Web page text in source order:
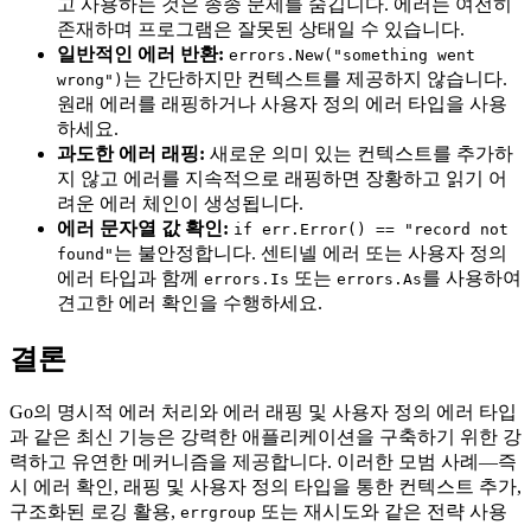
존재하며 프로그램은 잘못된 상태일 수 있습니다.
일반적인 에러 반환: errors.New("something went
wrong") 는 간단하지만 컨텍스트를 제공하지 않습니다.
원래 에러를 래핑하거나 사용자 정의 에러 타입을 사용
하세요.
과도한 에러 래핑: 새로운 의미 있는 컨텍스트를 추가하
지 않고 에러를 지속적으로 래핑하면 장황하고 읽기 어
려운 에러 체인이 생성됩니다.
에러 문자열 값 확인: if err.Error() == "record not
found" 는 불안정합니다. 센티넬 에러 또는 사용자 정의
에러 타입과 함께 errors.Is 또는 errors.As를 사용하여
견고한 에러 확인을 수행하세요.
결론
Go의 명시적 에러 처리와 에러 래핑 및 사용자 정의 에러 타입
과 같은 최신 기능은 강력한 애플리케이션을 구축하기 위한 강
력하고 유연한 메커니즘을 제공합니다. 이러한 모범 사례—즉
시 에러 확인, 래핑 및 사용자 정의 타입을 통한 컨텍스트 추가,
구조화된 로깅 활용, errgroup 또는 재시도와 같은 전략 사용